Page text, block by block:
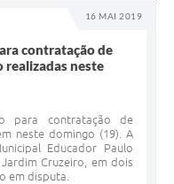
16 MAI 2019
contratação de
realizadas neste
para contratação de
neste domingo (19). A
Educador Paulo
Cruzeiro, em dois
em disputa.